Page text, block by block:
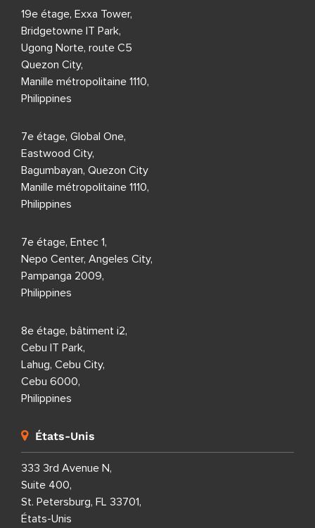
19e étage, Exxa Tower,
Bridgetowne IT Park,
Ugong Norte, route C5
Quezon City,
Manille métropolitaine 1110,
Philippines
7e étage, Global One,
Eastwood City,
Bagumbayan, Quezon City
Manille métropolitaine 1110,
Philippines
7e étage, Entec 1,
Nepo Center, Angeles City,
Pampanga 2009,
Philippines
8e étage, bâtiment i2,
Cebu IT Park,
Lahug, Cebu City,
Cebu 6000,
Philippines
États-Unis
333 3rd Avenue N,
Suite 400,
St. Petersburg, FL 33701,
États-Unis